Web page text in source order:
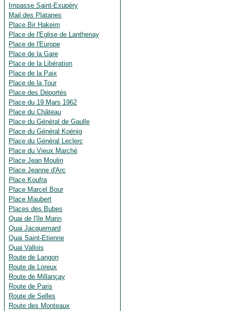
Impasse Saint-Exupéry
Mail des Platanes
Place Bir Hakeim
Place de l'Eglise de Lanthenay
Place de l'Europe
Place de la Gare
Place de la Libération
Place de la Paix
Place de la Tour
Place des Déportés
Place du 19 Mars 1962
Place du Château
Place du Général de Gaulle
Place du Général Koënig
Place du Général Leclerc
Place du Vieux Marché
Place Jean Moulin
Place Jeanne d'Arc
Place Koufra
Place Marcel Bour
Place Maubert
Places des Bubes
Quai de l'île Marin
Quai Jacquemard
Quai Saint-Etienne
Quai Vallois
Route de Langon
Route de Loreux
Route de Millançay
Route de Paris
Route de Selles
Route des Monteaux